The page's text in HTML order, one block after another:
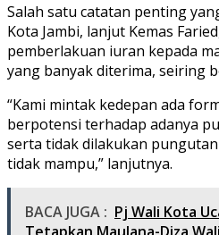
Salah satu catatan penting
Kota Jambi, lanjut Kemas
pemberlakuan iuran kepada
yang banyak diterima, seiring
“Kami mintak kedepan ada
berpotensi terhadap adanya
serta tidak dilakukan
tidak mampu,” lanjutnya.
BACA JUGA : Pj Wali Kota